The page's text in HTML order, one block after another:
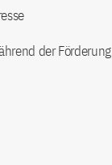
der Förderung